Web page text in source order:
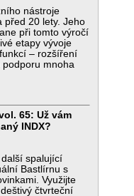
nástroje
před 20 lety. Jeho
při tomto výročí
etapy vývoje
– rozšíření
mnoha
65: Už vám
INDX?
spalující
Bastlírnu s
Využijte
čtvrteční